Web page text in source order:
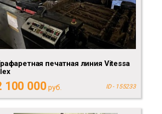
печатная линия Vitessa
100 000 руб. ID - 155233